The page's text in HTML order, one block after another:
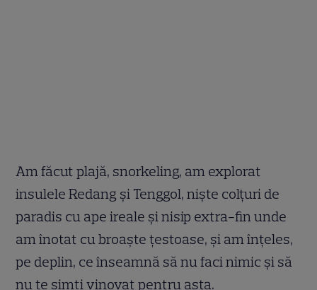
Am făcut plajă, snorkeling, am explorat
insulele Redang și Tenggol, niște colțuri de
paradis cu ape ireale și nisip extra-fin unde
am înotat cu broaște țestoase, și am înțeles,
pe deplin, ce înseamnă să nu faci nimic și să
nu te simți vinovat pentru asta.